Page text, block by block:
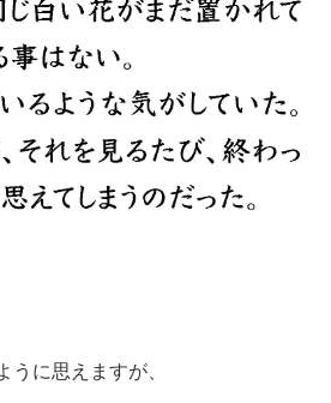
に思えますが、